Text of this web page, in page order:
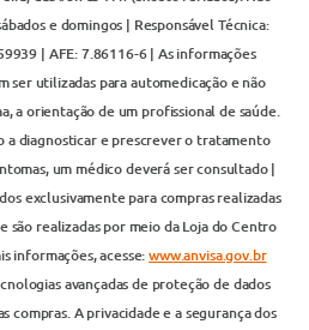
e domingos | Responsável Técnica:
| AFE: 7.86116-6 | As informações
ser utilizadas para automedicação e não
a orientação de um profissional de saúde.
a diagnosticar e prescrever o tratamento
um médico deverá ser consultado |
exclusivamente para compras realizadas
são realizadas por meio da Loja do Centro
informações, acesse:www.anvisa.gov.br
avançadas de proteção de dados
compras. A privacidade e a segurança dos